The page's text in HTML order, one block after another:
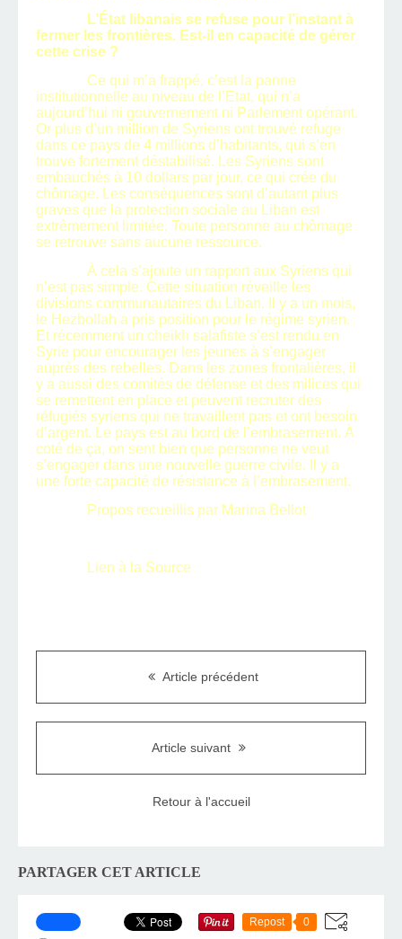
L’État libanais se refuse pour l’instant à
fermer les frontières. Est-il en capacité de gérer
cette crise ?
Ce qui m’a frappé, c’est la panne
institutionnelle au niveau de l’Etat, qui n’a
aujourd’hui ni gouvernement ni Parlement opérant.
Or plus d’un million de Syriens ont trouvé refuge
dans ce pays de 4 millions d’habitants, qui s’en
trouve fortement déstabilisé. Les Syriens sont
embauchés à 10 dollars par jour, ce qui crée du
chômage. Les conséquences sont d’autant plus
graves que la protection sociale au Liban est
extrêmement limitée. Toute personne au chômage
se retrouve sans aucune ressource.
À cela s’ajoute un rapport aux Syriens qui
n’est pas simple. Cette situation réveille les
divisions communautaires du Liban. Il y a un mois,
le Hezbollah a pris position pour le régime syrien.
Et récemment un cheikh salafiste s’est rendu en
Syrie pour encourager les jeunes à s’engager
auprès des rebelles. Dans les zones frontalières, il
y a aussi des comités de défense et des milices qui
se remettent en place et peuvent recruter des
réfugiés syriens qui ne travaillent pas et ont besoin
d’argent. Le pays est au bord de l’embrasement. À
coté de ça, on sent bien que personne ne veut
s’engager dans une nouvelle guerre civile. Il y a
une forte capacité de résistance à l’embrasement.
Propos recueillis par Marina Bellot
Lien à la Source
Article précédent
Article suivant
Retour à l'accueil
PARTAGER CET ARTICLE
Repost 0